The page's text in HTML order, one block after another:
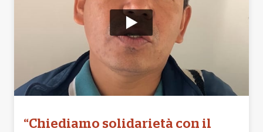
“Chiediamo solidarietà con il